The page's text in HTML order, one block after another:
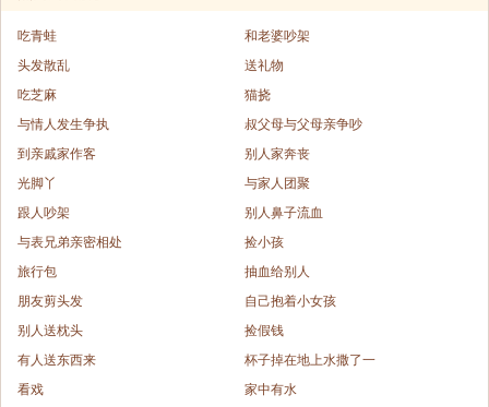
吃青蛙
和老婆吵架
头发散乱
送礼物
吃芝麻
猫挠
与情人发生争执
叔父母与父母亲争吵
到亲戚家作客
别人家奔丧
光脚丫
与家人团聚
跟人吵架
别人鼻子流血
与表兄弟亲密相处
捡小孩
旅行包
抽血给别人
朋友剪头发
自己抱着小女孩
别人送枕头
捡假钱
有人送东西来
杯子掉在地上水撒了一
看戏
家中有水